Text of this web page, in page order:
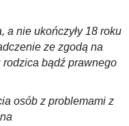
a nie ukończyły 18 roku
ze zgodą na
rodzica bądź prawnego
osób z problemami z